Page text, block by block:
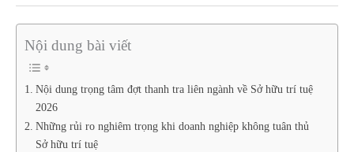
Nội dung bài viết
Nội dung trọng tâm đợt thanh tra liên ngành về Sở hữu trí tuệ
2026
Những rủi ro nghiêm trọng khi doanh nghiệp không tuân thủ
Sở hữu trí tuệ